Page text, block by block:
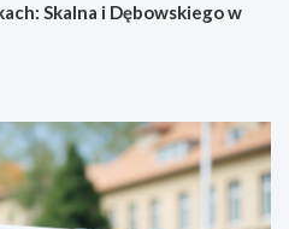
Skalna i Dębowskiego w